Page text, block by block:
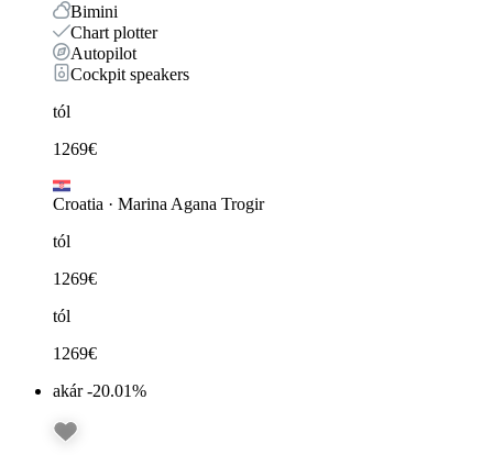
Bimini
Chart plotter
Autopilot
Cockpit speakers
tól
1269€
Croatia · Marina Agana Trogir
tól
1269€
tól
1269€
akár -20.01%